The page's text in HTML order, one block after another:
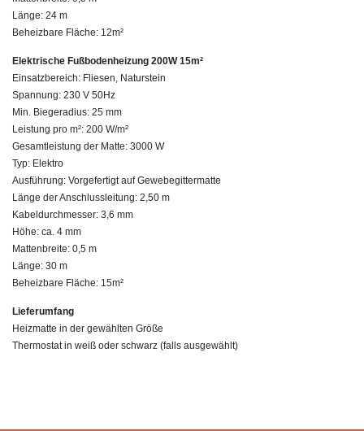
Länge: 24 m
Beheizbare Fläche: 12m²
Elektrische Fußbodenheizung 200W 15m²
Einsatzbereich: Fliesen, Naturstein
Spannung: 230 V 50Hz
Min. Biegeradius: 25 mm
Leistung pro m²: 200 W/m²
Gesamtleistung der Matte: 3000 W
Typ: Elektro
Ausführung: Vorgefertigt auf Gewebegittermatte
Länge der Anschlussleitung: 2,50 m
Kabeldurchmesser: 3,6 mm
Höhe: ca. 4 mm
Mattenbreite: 0,5 m
Länge: 30 m
Beheizbare Fläche: 15m²
Lieferumfang
Heizmatte in der gewählten Größe
Thermostat in weiß oder schwarz (falls ausgewählt)